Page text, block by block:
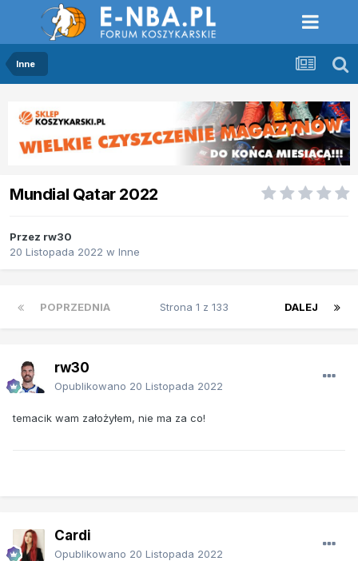
Inne
Mundial Qatar 2022
Przez rw30
20 Listopada 2022 w Inne
POPRZEDNIA DALEJ
Strona 1 z 133
rw30
Opublikowano 20 Listopada 2022
temacik wam założyłem, nie ma za co!
Cardi
Opublikowano 20 Listopada 2022